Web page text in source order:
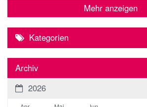
Mehr anzeigen
Kategorien
Archiv
2026